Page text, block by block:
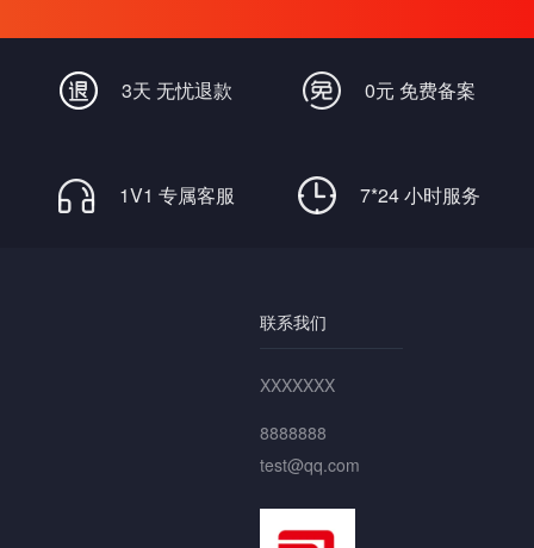
3天 无忧退款 0元 免费备案
1V1 专属客服 7*24 小时服务
联系我们
XXXXXXX
8888888
test@qq.com